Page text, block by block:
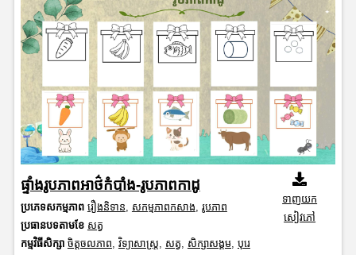
ផ្ទាំងរូបភាពអាថ៌កំបាំង-រូបភាពកាដូ
ប្រភេទសកម្មភាព រឿងនិទាន, សកម្មភាពកសាង, រូបភាព
ប្រធានបទតាមខែ សត្វ
កម្មវិធីសិក្សា ចិត្តចលភាព, វិទ្យាសាស្រ្ត, សត្វ, សិក្សាសង្គម, បុរេ
ទាញយក
សៀវភៅ